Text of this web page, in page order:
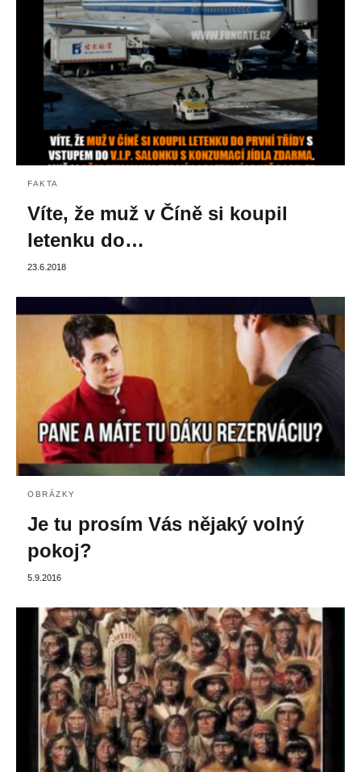
FAKTA
Víte, že muž v Číně si koupil
letenku do…
23.6.2018
OBRÁZKY
Je tu prosím Vás nějaký volný
pokoj?
5.9.2016